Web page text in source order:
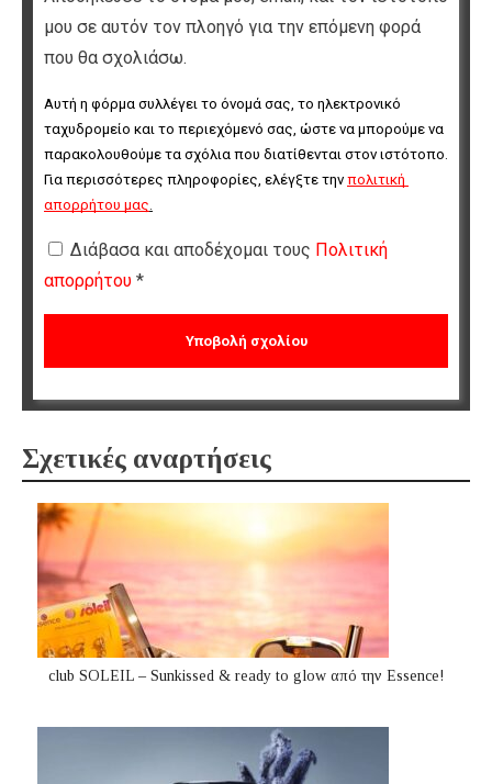
μου σε αυτόν τον πλοηγό για την επόμενη φορά
που θα σχολιάσω.
Αυτή η φόρμα συλλέγει το όνομά σας, το ηλεκτρονικό
ταχυδρομείο και το περιεχόμενό σας, ώστε να μπορούμε να
παρακολουθούμε τα σχόλια που διατίθενται στον ιστότοπο.
Για περισσότερες πληροφορίες, ελέγξτε την πολιτική
απορρήτου μας
Διάβασα και αποδέχομαι τους Πολιτική
απορρήτου *
Σχετικές αναρτήσεις
club SOLEIL – Sunkissed & ready to glow από την Essence!